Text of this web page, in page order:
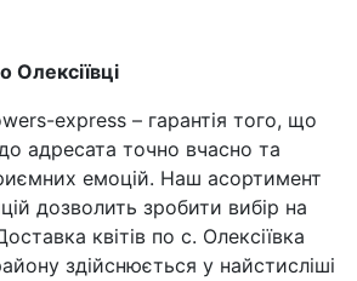
Олексіївці
express – гарантія того, що
адресата точно вчасно та
емоцій. Наш асортимент
дозволить зробити вибір на
квітів по с. Олексіївка
здійснюється у найстисліші